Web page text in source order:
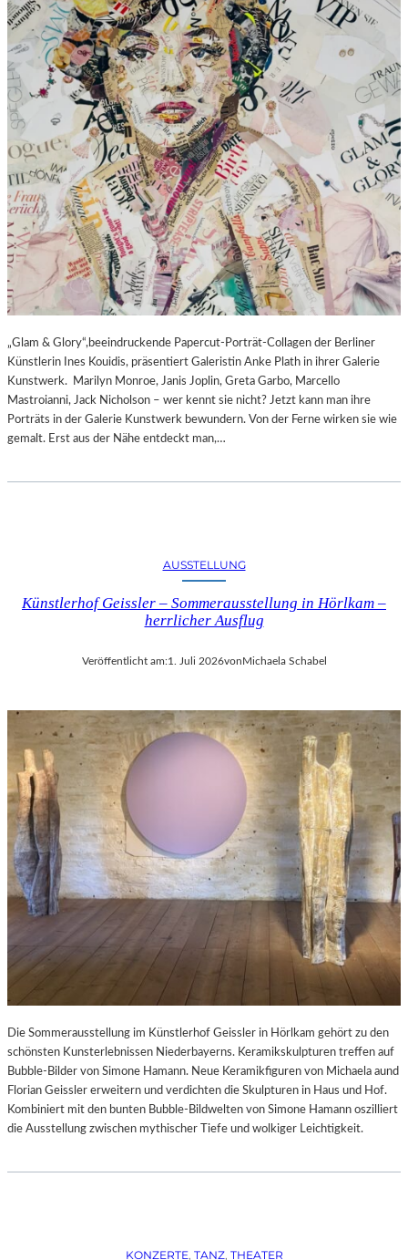
„Glam & Glory“,beeindruckende Papercut-Porträt-Collagen der Berliner
Künstlerin Ines Kouidis, präsentiert Galeristin Anke Plath in ihrer Galerie
Kunstwerk. Marilyn Monroe, Janis Joplin, Greta Garbo, Marcello
Mastroianni, Jack Nicholson – wer kennt sie nicht? Jetzt kann man ihre
Porträts in der Galerie Kunstwerk bewundern. Von der Ferne wirken sie wie
gemalt. Erst aus der Nähe entdeckt man,…
AUSSTELLUNG
Künstlerhof Geissler – Sommerausstellung in Hörlkam –
herrlicher Ausflug
Veröffentlicht am:1. Juli 2026vonMichaela Schabel
Die Sommerausstellung im Künstlerhof Geissler in Hörlkam gehört zu den
schönsten Kunsterlebnissen Niederbayerns. Keramikskulpturen treffen auf
Bubble-Bilder von Simone Hamann. Neue Keramikfiguren von Michaela aund
Florian Geissler erweitern und verdichten die Skulpturen in Haus und Hof.
Kombiniert mit den bunten Bubble-Bildwelten von Simone Hamann oszilliert
die Ausstellung zwischen mythischer Tiefe und wolkiger Leichtigkeit.
KONZERTE, TANZ, THEATER